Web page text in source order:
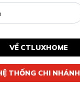
VỀ CTLUXHOME
THỐNG CHI NHÁNH